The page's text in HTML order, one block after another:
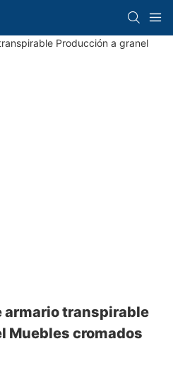
armario transpirable
Muebles cromados